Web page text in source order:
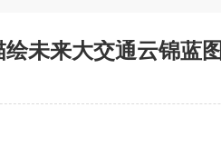
未来大交通云锦蓝图